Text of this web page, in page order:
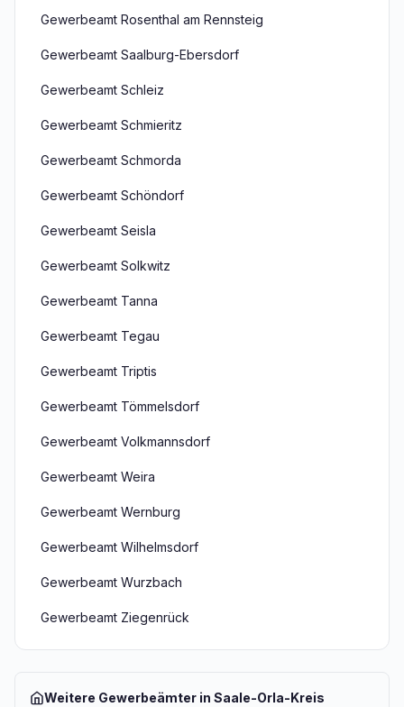
Gewerbeamt Rosenthal am Rennsteig
Gewerbeamt Saalburg-Ebersdorf
Gewerbeamt Schleiz
Gewerbeamt Schmieritz
Gewerbeamt Schmorda
Gewerbeamt Schöndorf
Gewerbeamt Seisla
Gewerbeamt Solkwitz
Gewerbeamt Tanna
Gewerbeamt Tegau
Gewerbeamt Triptis
Gewerbeamt Tömmelsdorf
Gewerbeamt Volkmannsdorf
Gewerbeamt Weira
Gewerbeamt Wernburg
Gewerbeamt Wilhelmsdorf
Gewerbeamt Wurzbach
Gewerbeamt Ziegenrück
Weitere Gewerbeämter in Saale-Orla-Kreis